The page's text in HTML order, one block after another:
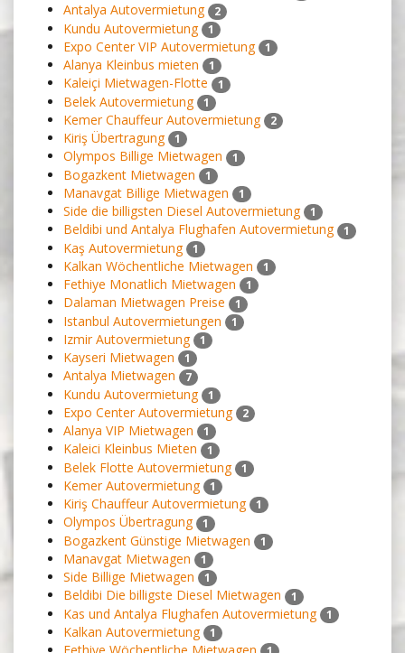
Antalya Autovermietung 2
Kundu Autovermietung 1
Expo Center VIP Autovermietung 1
Alanya Kleinbus mieten 1
Kaleiçi Mietwagen-Flotte 1
Belek Autovermietung 1
Kemer Chauffeur Autovermietung 2
Kiriş Übertragung 1
Olympos Billige Mietwagen 1
Bogazkent Mietwagen 1
Manavgat Billige Mietwagen 1
Side die billigsten Diesel Autovermietung 1
Beldibi und Antalya Flughafen Autovermietung 1
Kaş Autovermietung 1
Kalkan Wöchentliche Mietwagen 1
Fethiye Monatlich Mietwagen 1
Dalaman Mietwagen Preise 1
Istanbul Autovermietungen 1
Izmir Autovermietung 1
Kayseri Mietwagen 1
Antalya Mietwagen 7
Kundu Autovermietung 1
Expo Center Autovermietung 2
Alanya VIP Mietwagen 1
Kaleici Kleinbus Mieten 1
Belek Flotte Autovermietung 1
Kemer Autovermietung 1
Kiriş Chauffeur Autovermietung 1
Olympos Übertragung 1
Bogazkent Günstige Mietwagen 1
Manavgat Mietwagen 1
Side Billige Mietwagen 1
Beldibi Die billigste Diesel Mietwagen 1
Kas und Antalya Flughafen Autovermietung 1
Kalkan Autovermietung 1